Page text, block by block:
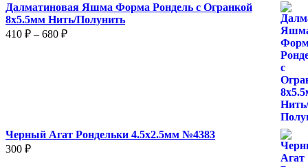
Далматиновая Яшма Форма Рондель с Огранкой
8х5.5мм Нить/Полунить
410 ₽ – 680 ₽Диапазон
Черный Агат Рондельки 4.5х2.5мм №4383
300 ₽